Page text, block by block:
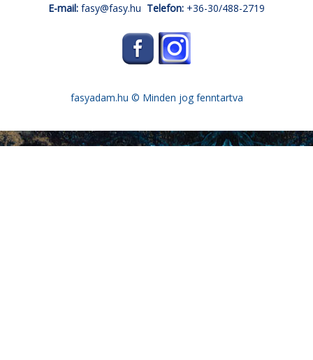
E-mail: fasy@fasy.hu Telefon: +36-30/488-2719
fasyadam.hu © Minden jog fenntartva